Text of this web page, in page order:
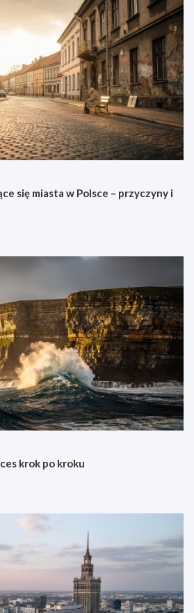
się miasta w Polsce – przyczyny i
krok po kroku